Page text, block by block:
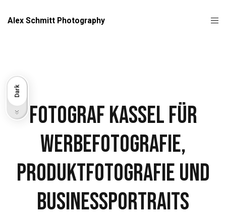
Alex Schmitt Photography
Fotograf Kassel für
Werbefotografie,
Produktfotografie und
Businessportraits
Light
Dark